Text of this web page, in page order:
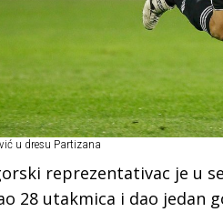
u dresu Partizana
reprezentativac je u
28 utakmica i dao jedan